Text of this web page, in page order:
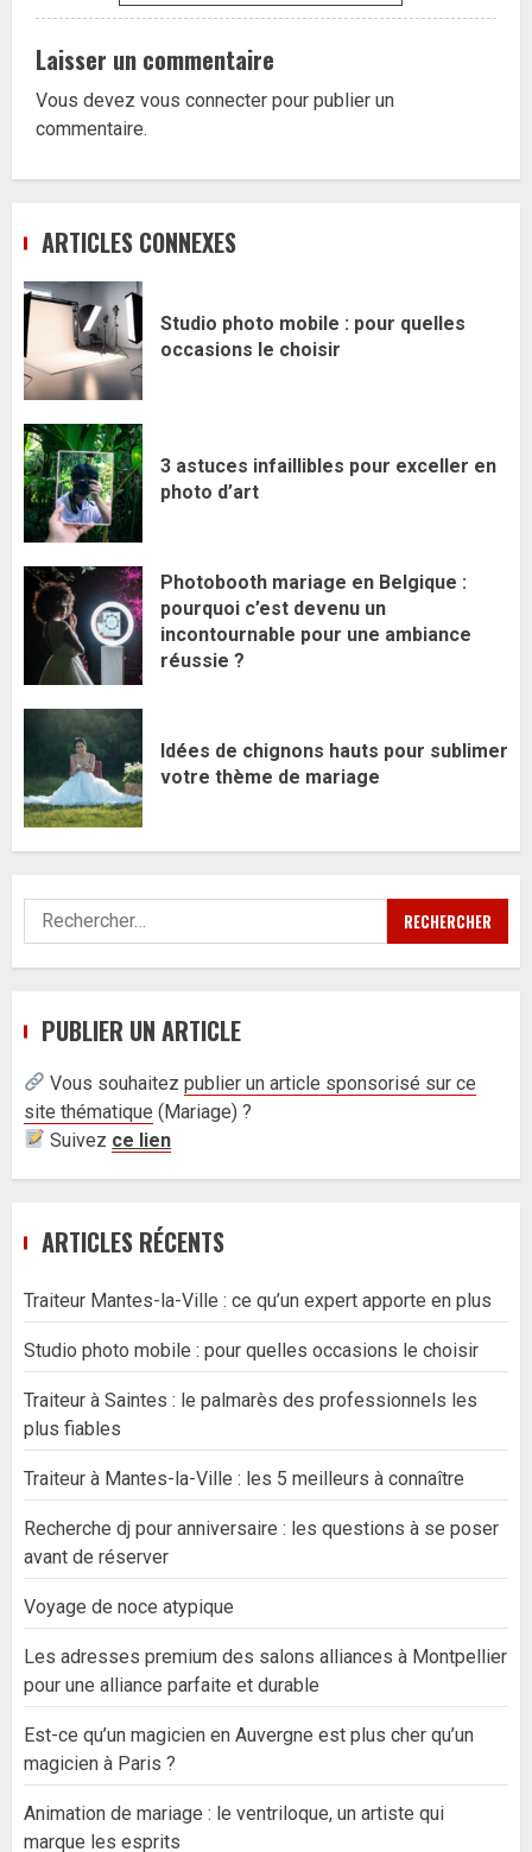
Laisser un commentaire
Vous devez vous connecter pour publier un
commentaire.
ARTICLES CONNEXES
Studio photo mobile : pour quelles
occasions le choisir
3 astuces infaillibles pour exceller en
photo d’art
Photobooth mariage en Belgique :
pourquoi c’est devenu un
incontournable pour une ambiance
réussie ?
Idées de chignons hauts pour sublimer
votre thème de mariage
Rechercher :
PUBLIER UN ARTICLE
Vous souhaitezpublier un article sponsorisé sur ce
site thématique (Mariage) ?
Suivez ce lien
ARTICLES RÉCENTS
Traiteur Mantes-la-Ville : ce qu’un expert apporte en plus
Studio photo mobile : pour quelles occasions le choisir
Traiteur à Saintes : le palmarès des professionnels les
plus fiables
Traiteur à Mantes-la-Ville : les 5 meilleurs à connaître
Recherche dj pour anniversaire : les questions à se poser
avant de réserver
Voyage de noce atypique
Les adresses premium des salons alliances à Montpellier
pour une alliance parfaite et durable
Est-ce qu’un magicien en Auvergne est plus cher qu’un
magicien à Paris ?
Animation de mariage : le ventriloque, un artiste qui
marque les esprits